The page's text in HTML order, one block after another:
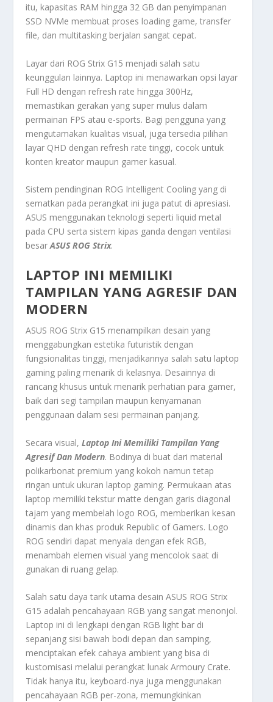
itu, kapasitas RAM hingga 32 GB dan penyimpanan
SSD NVMe membuat proses loading game, transfer
file, dan multitasking berjalan sangat cepat.
Layar dari ROG Strix G15 menjadi salah satu
keunggulan lainnya. Laptop ini menawarkan opsi layar
Full HD dengan refresh rate hingga 300Hz,
memastikan gerakan yang super mulus dalam
permainan FPS atau e-sports. Bagi pengguna yang
mengutamakan kualitas visual, juga tersedia pilihan
layar QHD dengan refresh rate tinggi, cocok untuk
konten kreator maupun gamer kasual.
Sistem pendinginan ROG Intelligent Cooling yang di
sematkan pada perangkat ini juga patut di apresiasi.
ASUS menggunakan teknologi seperti liquid metal
pada CPU serta sistem kipas ganda dengan ventilasi
besarASUS ROG Strix.
LAPTOP INI MEMILIKI
TAMPILAN YANG AGRESIF DAN
MODERN
ASUS ROG Strix G15 menampilkan desain yang
menggabungkan estetika futuristik dengan
fungsionalitas tinggi, menjadikannya salah satu laptop
gaming paling menarik di kelasnya. Desainnya di
rancang khusus untuk menarik perhatian para gamer,
baik dari segi tampilan maupun kenyamanan
penggunaan dalam sesi permainan panjang.
Secara visual,Laptop Ini Memiliki Tampilan Yang
Agresif Dan Modern. Bodinya di buat dari material
polikarbonat premium yang kokoh namun tetap
ringan untuk ukuran laptop gaming. Permukaan atas
laptop memiliki tekstur matte dengan garis diagonal
tajam yang membelah logo ROG, memberikan kesan
dinamis dan khas produk Republic of Gamers. Logo
ROG sendiri dapat menyala dengan efek RGB,
menambah elemen visual yang mencolok saat di
gunakan di ruang gelap.
Salah satu daya tarik utama desain ASUS ROG Strix
G15 adalah pencahayaan RGB yang sangat menonjol.
Laptop ini di lengkapi dengan RGB light bar di
sepanjang sisi bawah bodi depan dan samping,
menciptakan efek cahaya ambient yang bisa di
kustomisasi melalui perangkat lunak Armoury Crate.
Tidak hanya itu, keyboard-nya juga menggunakan
pencahayaan RGB per-zona, memungkinkan